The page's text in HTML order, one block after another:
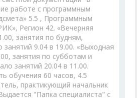
работе с программным
5.5 , Программным
Регион 42. «Вечерняя
занятия по будням,
9.04 в 19.00. «Выходная
занятия по субботам и
занятий 20.04 в 11.00.
обучения 60 часов, 4.5
практикующий начальник
"Папка специалиста" с